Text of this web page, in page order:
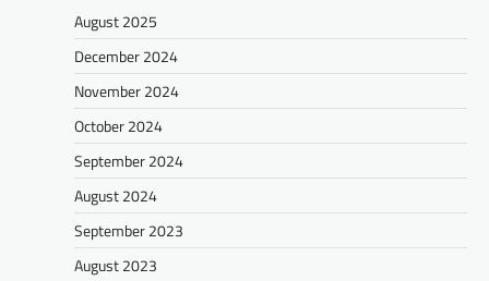
August 2025
December 2024
November 2024
October 2024
September 2024
August 2024
September 2023
August 2023